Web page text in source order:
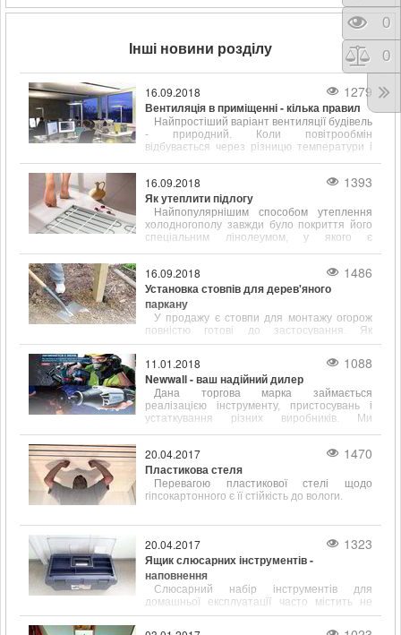
Інші новини розділу
16.09.2018 1279
Вентиляція в приміщенні - кілька правил
Найпростіший варіант вентиляції будівель
- природний. Коли повітрообмін
відбувається через різницю температури і
16.09.2018 1393
Як утеплити підлогу
Найпопулярнішим способом утеплення
холодногополу завжди було покриття його
спеціальним лінолеумом, у якого є
16.09.2018 1486
Установка стовпів для дерев'яного
паркану
У продажу є стовпи для монтажу огорож
повністю готові до застосування. Як
правило, вони вже покриті спеціальними
антигрибковими і ізолюючими складами.
11.01.2018 1088
Newwall - ваш надійний дилер
Дана торгова марка займається
реалізацією інструменту, пристосувань і
устаткування різних виробників. Ми
20.04.2017 1470
Пластикова стеля
Перевагою пластикової стелі щодо
гіпсокартонного є її стійкість до вологи.
20.04.2017 1323
Ящик слюсарних інструментів -
наповнення
Слюсарний набір інструментів для
домашньої експлуатації часто містить не
тільки популярні і відомі предмети, такі як
молоток, викрутка, ключ, а й містить зубило,
0
0